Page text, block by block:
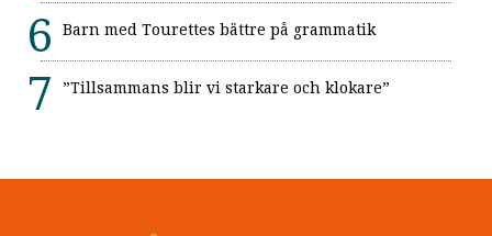
Barn med Tourettes bättre på grammatik
”Tillsammans blir vi starkare och klokare”